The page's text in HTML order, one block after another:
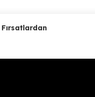
Fırsatlardan